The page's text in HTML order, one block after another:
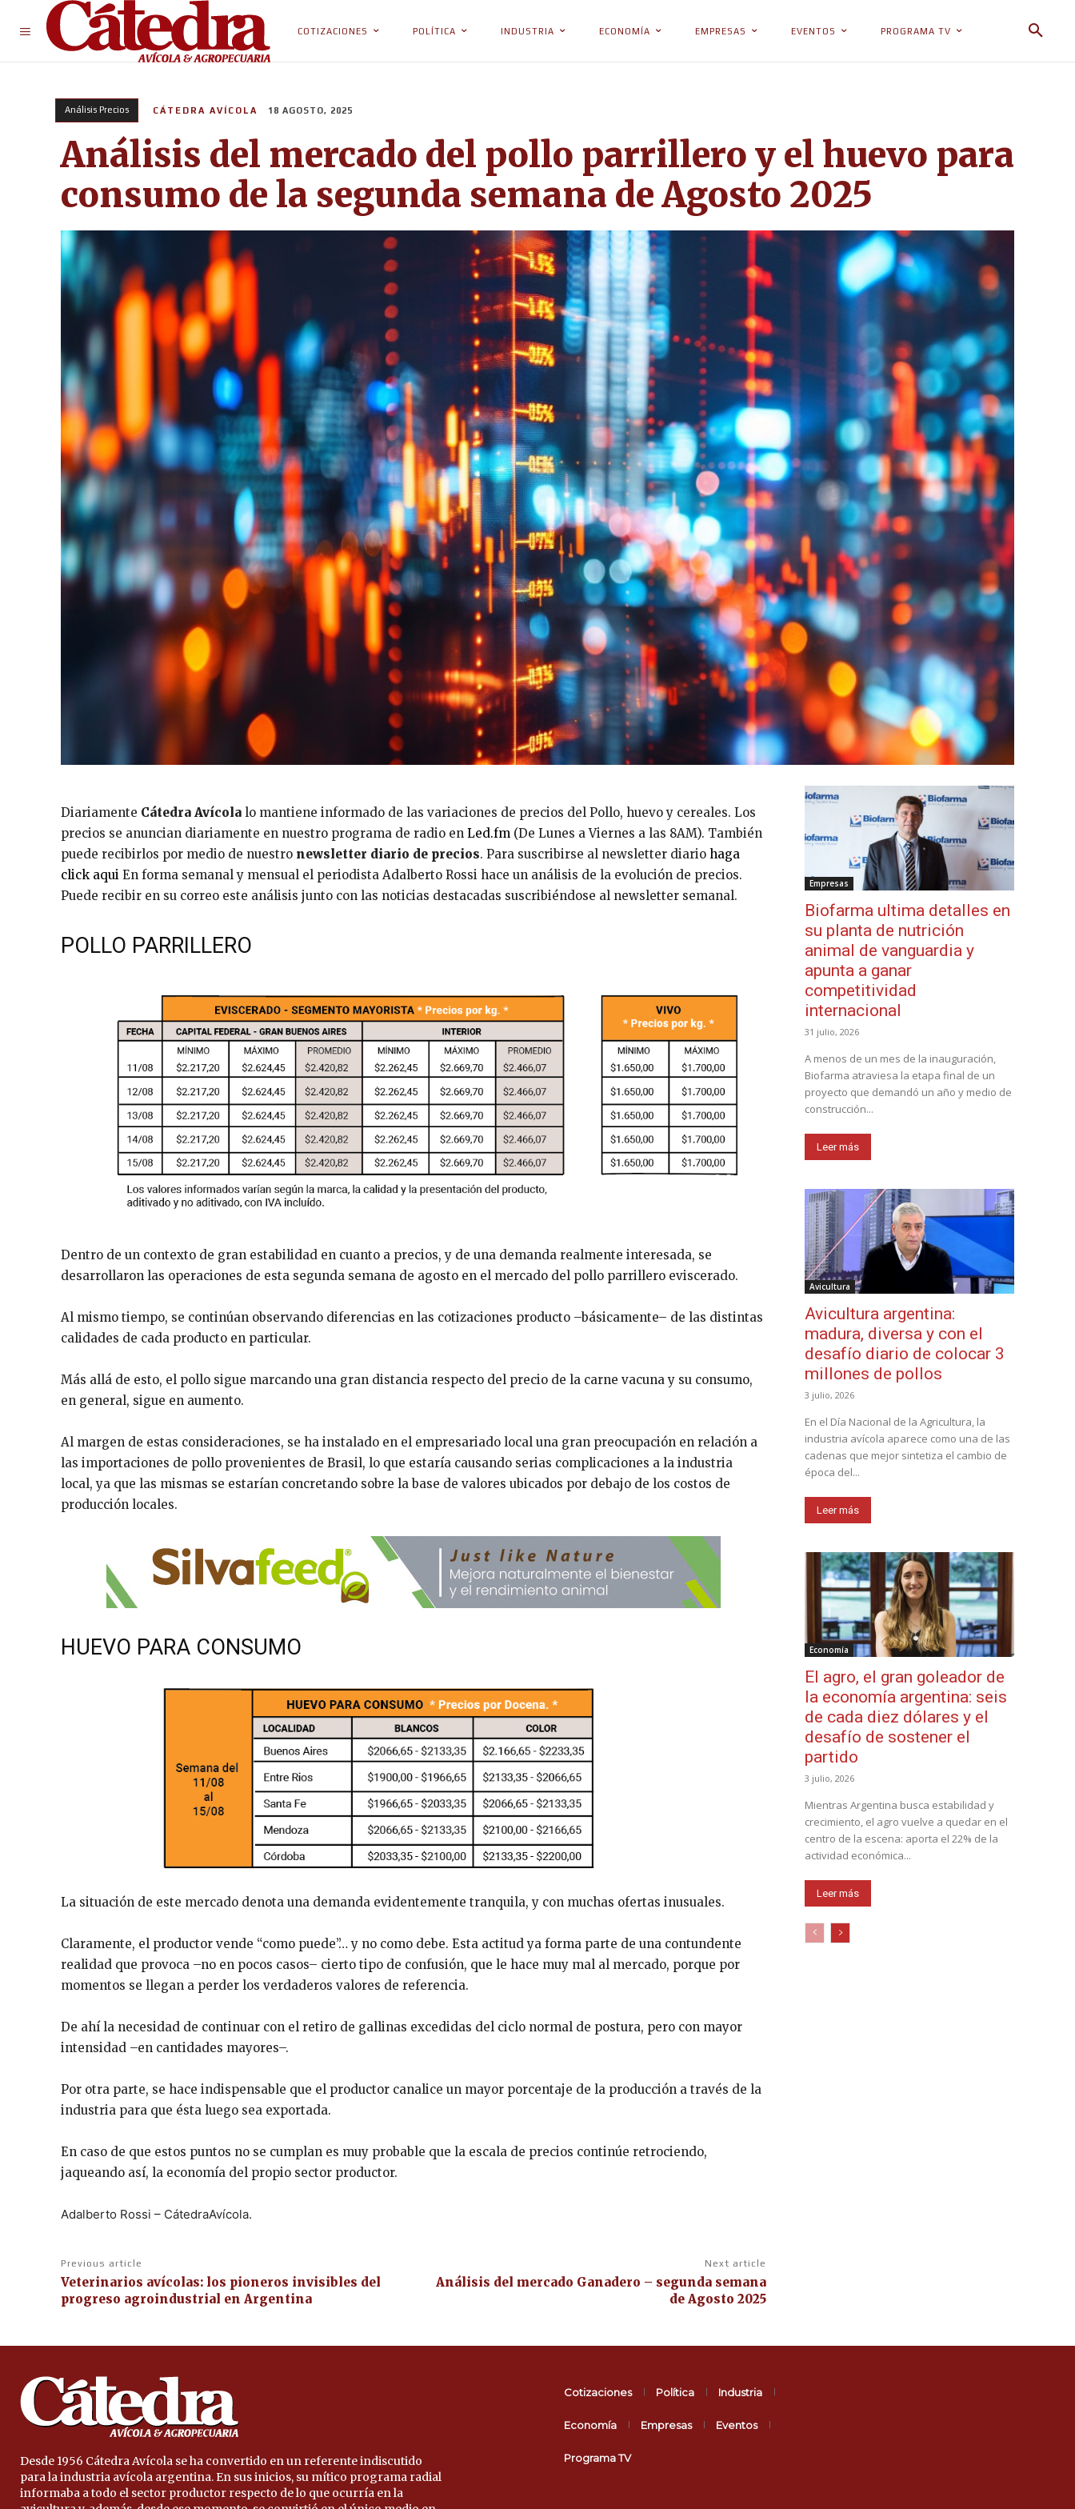
COTIZACIONES POLÍTICA INDUSTRIA ECONOMÍA EMPRESAS EVENTOS PROGRAMA TV
Análisis Precios CÁTEDRA AVÍCOLA 18 AGOSTO, 2025
Análisis del mercado del pollo parrillero y el huevo para
consumo de la segunda semana de Agosto 2025
Diariamente Cátedra Avícola lo mantiene informado de las variaciones de precios del Pollo, huevo y cereales. Los
precios se anuncian diariamente en nuestro programa de radio en Led.fm (De Lunes a Viernes a las 8AM). También
puede recibirlos por medio de nuestro newsletter diario de precios. Para suscribirse al newsletter diario haga
click aqui En forma semanal y mensual el periodista Adalberto Rossi hace un análisis de la evolución de precios.
Puede recibir en su correo este análisis junto con las noticias destacadas suscribiéndose al newsletter semanal.
POLLO PARRILLERO
Dentro de un contexto de gran estabilidad en cuanto a precios, y de una demanda realmente interesada, se
desarrollaron las operaciones de esta segunda semana de agosto en el mercado del pollo parrillero eviscerado.
Al mismo tiempo, se continúan observando diferencias en las cotizaciones producto –básicamente– de las distintas
calidades de cada producto en particular.
Más allá de esto, el pollo sigue marcando una gran distancia respecto del precio de la carne vacuna y su consumo,
en general, sigue en aumento.
Al margen de estas consideraciones, se ha instalado en el empresariado local una gran preocupación en relación a
las importaciones de pollo provenientes de Brasil, lo que estaría causando serias complicaciones a la industria
local, ya que las mismas se estarían concretando sobre la base de valores ubicados por debajo de los costos de
producción locales.
HUEVO PARA CONSUMO
La situación de este mercado denota una demanda evidentemente tranquila, y con muchas ofertas inusuales.
Claramente, el productor vende “como puede”… y no como debe. Esta actitud ya forma parte de una contundente
realidad que provoca –no en pocos casos– cierto tipo de confusión, que le hace muy mal al mercado, porque por
momentos se llegan a perder los verdaderos valores de referencia.
De ahí la necesidad de continuar con el retiro de gallinas excedidas del ciclo normal de postura, pero con mayor
intensidad –en cantidades mayores–.
Por otra parte, se hace indispensable que el productor canalice un mayor porcentaje de la producción a través de la
industria para que ésta luego sea exportada.
En caso de que estos puntos no se cumplan es muy probable que la escala de precios continúe retrociendo,
jaqueando así, la economía del propio sector productor.
Adalberto Rossi – CátedraAvícola.
Previous article
Veterinarios avícolas: los pioneros invisibles del
progreso agroindustrial en Argentina
Next article
Análisis del mercado Ganadero – segunda semana
de Agosto 2025
Empresas
Biofarma ultima detalles en
su planta de nutrición
animal de vanguardia y
apunta a ganar
competitividad
internacional
31 julio, 2026
A menos de un mes de la inauguración,
Biofarma atraviesa la etapa final de un
proyecto que demandó un año y medio de
construcción...
Leer más
Avicultura
Avicultura argentina:
madura, diversa y con el
desafío diario de colocar 3
millones de pollos
3 julio, 2026
En el Día Nacional de la Agricultura, la
industria avícola aparece como una de las
cadenas que mejor sintetiza el cambio de
época del...
Leer más
Economía
El agro, el gran goleador de
la economía argentina: seis
de cada diez dólares y el
desafío de sostener el
partido
3 julio, 2026
Mientras Argentina busca estabilidad y
crecimiento, el agro vuelve a quedar en el
centro de la escena: aporta el 22% de la
actividad económica...
Leer más
Desde 1956 Cátedra Avícola se ha convertido en un referente indiscutido
para la industria avícola argentina. En sus inicios, su mítico programa radial
informaba a todo el sector productor respecto de lo que ocurría en la
Cotizaciones Política Industria
Economía Empresas Eventos
Programa TV